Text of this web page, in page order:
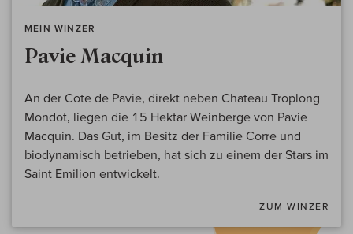
MEIN WINZER
Pavie Macquin
An der Cote de Pavie, direkt neben Chateau Troplong
Mondot, liegen die 15 Hektar Weinberge von Pavie
Macquin. Das Gut, im Besitz der Familie Corre und
biodynamisch betrieben, hat sich zu einem der Stars im
Saint Emilion entwickelt.
ZUM WINZER